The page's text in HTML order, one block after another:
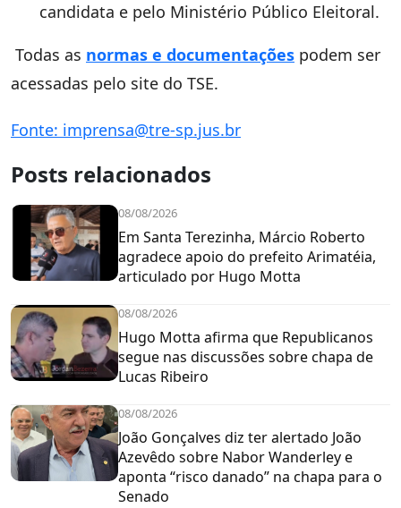
candidata e pelo Ministério Público Eleitoral.
Todas as normas e documentações podem ser
acessadas pelo site do TSE.
Fonte: imprensa@tre-sp.jus.br
Posts relacionados
08/08/2026
Em Santa Terezinha, Márcio Roberto
agradece apoio do prefeito Arimatéia,
articulado por Hugo Motta
08/08/2026
Hugo Motta afirma que Republicanos
segue nas discussões sobre chapa de
Lucas Ribeiro
08/08/2026
João Gonçalves diz ter alertado João
Azevêdo sobre Nabor Wanderley e
aponta “risco danado” na chapa para o
Senado